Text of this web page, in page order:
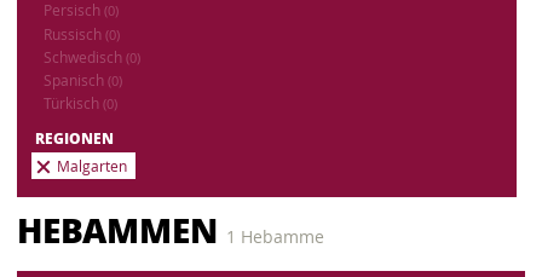
Persisch (0)
Russisch (0)
Schwedisch (0)
Spanisch (0)
Türkisch (0)
REGIONEN
Malgarten
HEBAMMEN 1 Hebamme